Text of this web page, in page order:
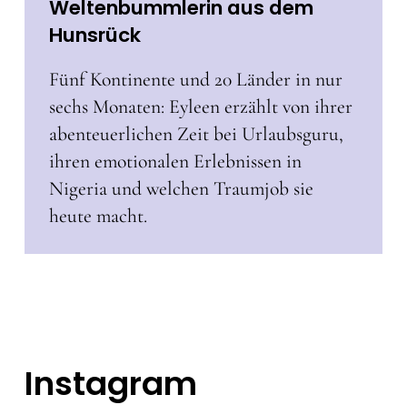
Weltenbummlerin aus dem
Hunsrück
Fünf Kontinente und 20 Länder in nur
sechs Monaten: Eyleen erzählt von ihrer
abenteuerlichen Zeit bei Urlaubsguru,
ihren emotionalen Erlebnissen in
Nigeria und welchen Traumjob sie
heute macht.
Instagram